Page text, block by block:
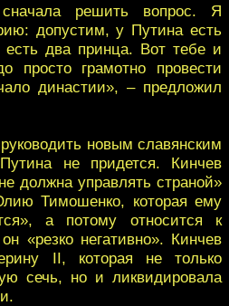
решить вопрос. Я
допустим, у Путина есть
два принца. Вот тебе и
просто грамотно провести
династии», – предложил
новым славянским
не придется. Кинчев
должна управлять страной»
Тимошенко, которая ему
а потому относится к
«резко негативно». Кинчев
II, которая не только
сечь, но и ликвидировала